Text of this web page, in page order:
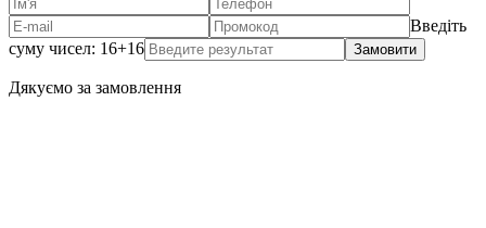
Введіть
суму чисел: 16+16
Замовити
Дякуємо за замовлення